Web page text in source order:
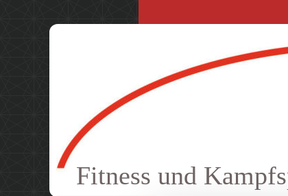
Fitness und